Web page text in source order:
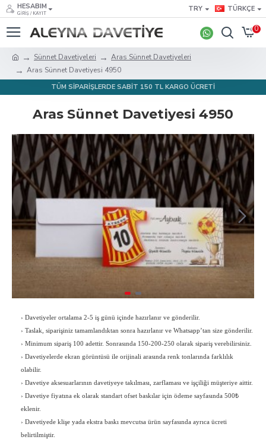
HESABIM
GIRIŞ / KAYIT
TRY TÜRKÇE
0
Sünnet Davetiyeleri
Aras Sünnet Davetiyeleri
Aras Sünnet Davetiyesi 4950
TÜM SİPARİŞLERDE SABİT 150 TL KARGO ÜCRETİ
Aras Sünnet Davetiyesi 4950
› Davetiyeler ortalama 2-5 iş günü içinde hazırlanır ve gönderilir.
› Taslak, siparişiniz tamamlandıktan sonra hazırlanır ve Whatsapp’tan size gönderilir.
› Minimum sipariş 100 adettir. Sonrasında 150-200-250 olarak sipariş verebilirsiniz.
› Davetiyelerde ekran görüntüsü ile orijinali arasında renk tonlarında farklılık
olabilir.
› Davetiye aksesuarlarının davetiyeye takılması, zarflaması ve işçiliği müşteriye aittir.
› Davetiye fiyatına ek olarak standart ofset baskılar için ödeme sayfasında 500₺
eklenir.
› Davetiyede klişe yada ekstra baskı mevcutsa ürün sayfasında ayrıca ücreti
belirtilmiştir.